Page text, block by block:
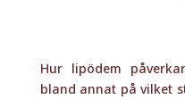
Hur lipödem
bland annat på vilket